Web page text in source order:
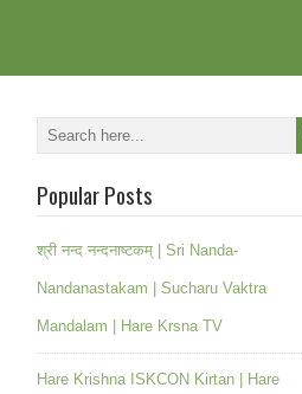
Popular Posts
श्री नन्द नन्दनाष्टकम् | Sri Nanda-
Nandanastakam | Sucharu Vaktra
Mandalam | Hare Krsna TV
Hare Krishna ISKCON Kirtan | Hare